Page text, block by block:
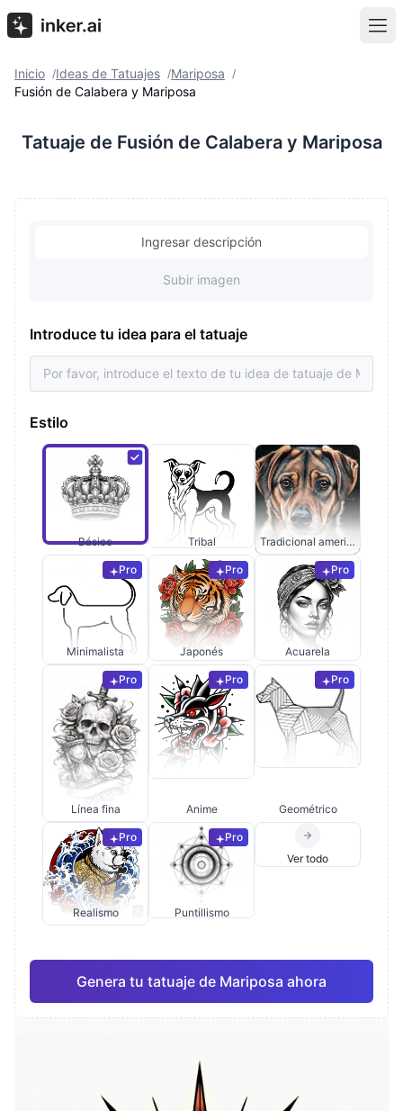
Inicio /Ideas de Tatuajes /Mariposa /
Fusión de Calabera y Mariposa
Tatuaje de Fusión de Calabera y Mariposa
Ingresar descripción
Subir imagen
Introduce tu idea para el tatuaje
Estilo
Básico Tribal Tradicional americano
Pro
Minimalista
Pro
Japonés
Pro
Acuarela
Pro
Línea fina
Pro
Anime
Pro
Geométrico
Pro
Realismo
Pro
Puntillismo
Ver todo
Genera tu tatuaje de Mariposa ahora